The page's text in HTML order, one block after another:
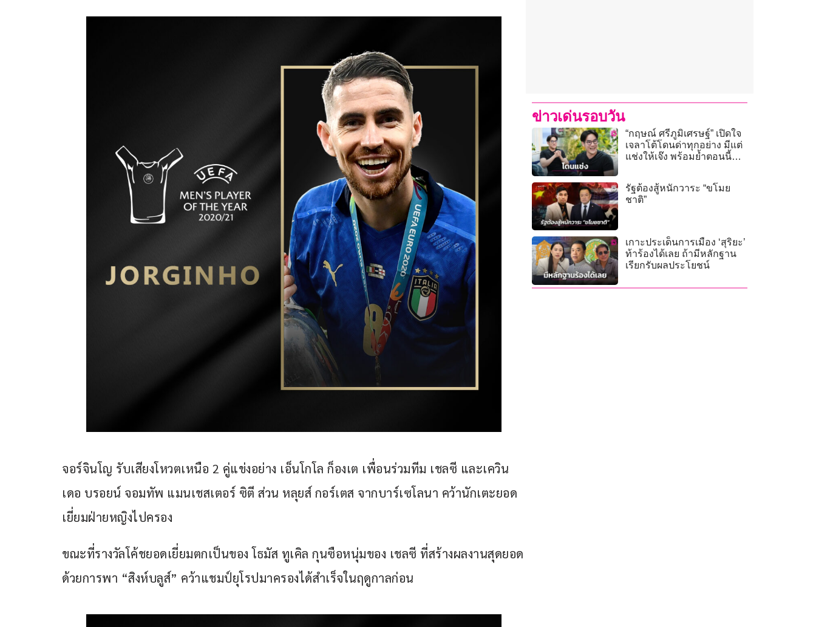
จอร์จินโญ รับเสียงโหวตเหนือ 2 คู่แข่งอย่าง เอ็นโกโล ก็องเต เพื่อนร่วมทีม เชลซี และเควิน
เดอ บรอยน์ จอมทัพ แมนเชสเตอร์ ซิตี ส่วน หลุยส์ กอร์เตส จากบาร์เซโลนา คว้านักเตะยอด
เยี่ยมฝ่ายหญิงไปครอง
ขณะที่รางวัลโค้ชยอดเยี่ยมตกเป็นของ โธมัส ทูเคิล กุนซือหนุ่มของ เชลซี ที่สร้างผลงานสุดยอด
ด้วยการพา “สิงห์บลูส์” คว้าแชมป์ยุโรปมาครองได้สำเร็จในฤดูกาลก่อน
ข่าวเด่นรอบวัน
“กฤษณ์ ศรีภูมิเศรษฐ์” เปิดใจ
เจลาโต้โดนด่าทุกอย่าง มีแต่
แช่งให้เจ๊ง พร้อมย้ำตอนนี้
รัฐต้องสู้หนักวาระ “ขโมย
ชาติ”
เกาะประเด็นการเมือง ‘สุริยะ’
ท้าร้องได้เลย ถ้ามีหลักฐาน
เรียกรับผลประโยชน์